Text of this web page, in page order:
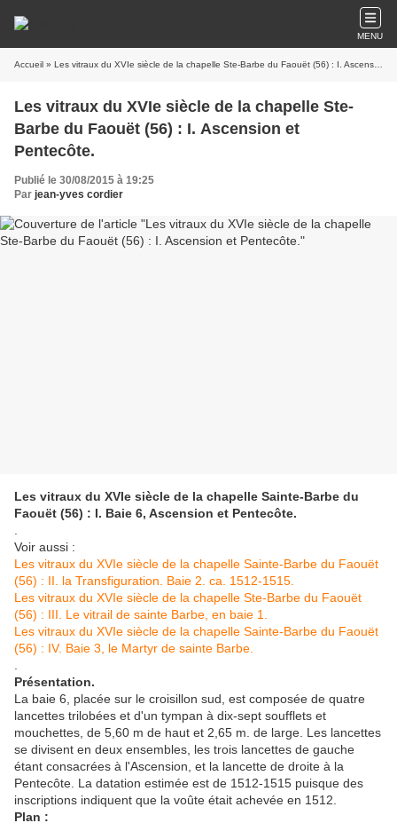
MENU
Accueil » Les vitraux du XVIe siècle de la chapelle Ste-Barbe du Faouët (56) : I. Ascension et Pentecôte.
Les vitraux du XVIe siècle de la chapelle Ste-
Barbe du Faouët (56) : I. Ascension et
Pentecôte.
Publié le 30/08/2015 à 19:25
Par jean-yves cordier
Les vitraux du XVIe siècle de la chapelle Sainte-Barbe du
Faouët (56) : I. Baie 6, Ascension et Pentecôte.
Voir aussi :
Les vitraux du XVIe siècle de la chapelle Sainte-Barbe du Faouët
(56) : II. la Transfiguration. Baie 2. ca. 1512-1515.
Les vitraux du XVIe siècle de la chapelle Ste-Barbe du Faouët
(56) : III. Le vitrail de sainte Barbe, en baie 1.
Les vitraux du XVIe siècle de la chapelle Sainte-Barbe du Faouët
(56) : IV. Baie 3, le Martyr de sainte Barbe.
Présentation.
La baie 6, placée sur le croisillon sud, est composée de quatre
lancettes trilobées et d'un tympan à dix-sept soufflets et
mouchettes, de 5,60 m de haut et 2,65 m. de large. Les lancettes
se divisent en deux ensembles, les trois lancettes de gauche
étant consacrées à l'Ascension, et la lancette de droite à la
Pentecôte. La datation estimée est de 1512-1515 puisque des
inscriptions indiquent que la voûte était achevée en 1512.
Plan :